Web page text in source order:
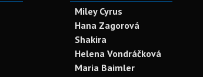
Miley Cyrus
Hana Zagorová
Shakira
Helena Vondráčková
Maria Baimler